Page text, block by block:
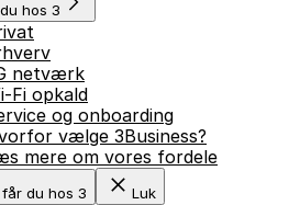
hos 3
netværk
Fi opkald
og onboarding
vælge 3Business?
mere om vores fordele
får du hos 3 Luk